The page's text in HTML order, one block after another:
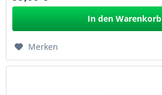
In den Warenkorb
Merken